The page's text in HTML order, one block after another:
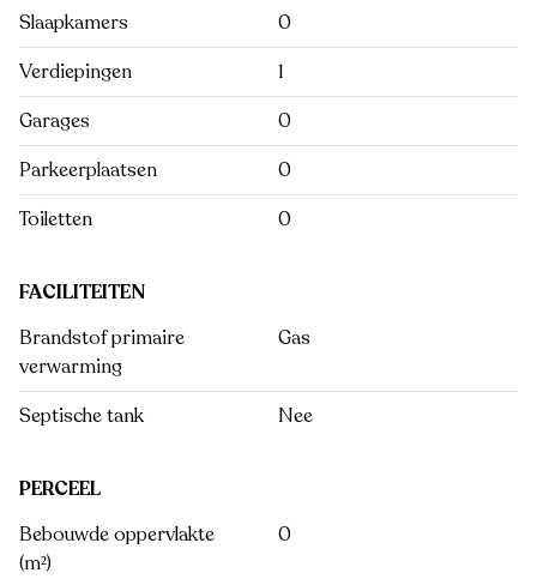
Slaapkamers
0
Verdiepingen
1
Garages
0
Parkeerplaatsen
0
Toiletten
0
FACILITEITEN
Brandstof primaire
verwarming
Gas
Septische tank Nee
PERCEEL
Bebouwde oppervlakte
(m²)
0